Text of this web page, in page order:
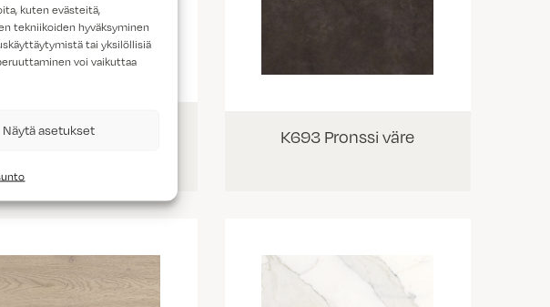
kuten evästeitä,
tekniikoiden hyväksyminen
tai yksilöllisiä
voi vaikuttaa
Näytä asetukset
K538 vaalea kallio K693 Pronssi väre